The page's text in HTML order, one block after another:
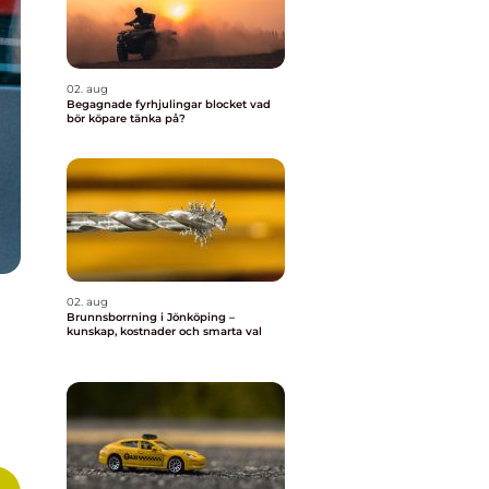
02. aug
Begagnade fyrhjulingar blocket vad
bör köpare tänka på?
02. aug
Brunnsborrning i Jönköping –
kunskap, kostnader och smarta val